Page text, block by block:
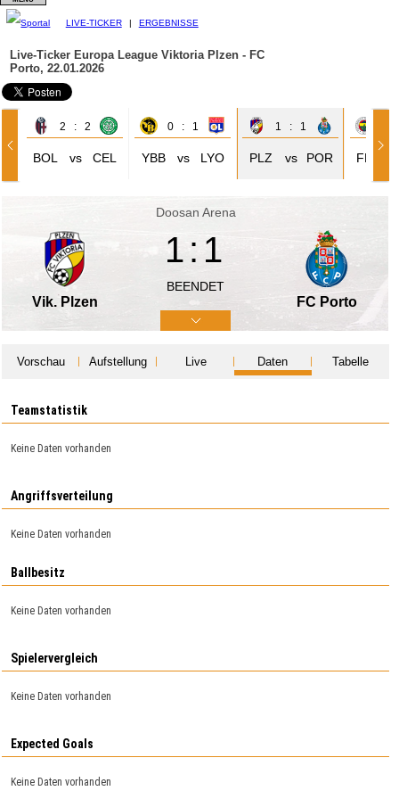
LIVE-TICKER | ERGEBNISSE
Live-Ticker Europa League Viktoria Plzen - FC
Porto, 22.01.2026
2 : 2
BOL vs CEL
0 : 1
YBB vs LYO
1 : 1
PLZ vs POR FER
Doosan Arena
Vik. Plzen
1:1
BEENDET
FC Porto
Vorschau Aufstellung Live Daten Tabelle
Teamstatistik
Keine Daten vorhanden
Angriffsverteilung
Keine Daten vorhanden
Ballbesitz
Keine Daten vorhanden
Spielervergleich
Keine Daten vorhanden
Expected Goals
Keine Daten vorhanden